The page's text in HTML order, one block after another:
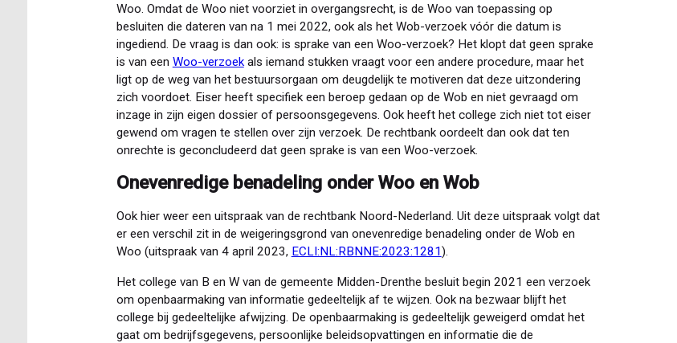
Woo. Omdat de Woo niet voorziet in overgangsrecht, is de Woo van toepassing op
besluiten die dateren van na 1 mei 2022, ook als het Wob-verzoek vóór die datum is
ingediend. De vraag is dan ook: is sprake van een Woo-verzoek? Het klopt dat geen sprake
is van een Woo-verzoekals iemand stukken vraagt voor een andere procedure, maar het
ligt op de weg van het bestuursorgaan om deugdelijk te motiveren dat deze uitzondering
zich voordoet. Eiser heeft specifiek een beroep gedaan op de Wob en niet gevraagd om
inzage in zijn eigen dossier of persoonsgegevens. Ook heeft het college zich niet tot eiser
gewend om vragen te stellen over zijn verzoek. De rechtbank oordeelt dan ook dat ten
onrechte is geconcludeerd dat geen sprake is van een Woo-verzoek.
Onevenredige benadeling onder Woo en Wob
Ook hier weer een uitspraak van de rechtbank Noord-Nederland. Uit deze uitspraak volgt dat
er een verschil zit in de weigeringsgrond van onevenredige benadeling onder de Wob en
Woo (uitspraak van 4 april 2023, ECLI:NL:RBNNE:2023:1281).
Het college van B en W van de gemeente Midden-Drenthe besluit begin 2021 een verzoek
om openbaarmaking van informatie gedeeltelijk af te wijzen. Ook na bezwaar blijft het
college bij gedeeltelijke afwijzing. De openbaarmaking is gedeeltelijk geweigerd omdat het
gaat om bedrijfsgegevens, persoonlijke beleidsopvattingen en informatie die de